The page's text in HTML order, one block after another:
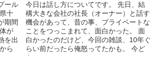
ール
十
期間
が
を出
ら
今日は話し方についてです。 先日、結
構大きな会社の社長（オーナー）と話す
機会があって、昔の事、プライベートな
ことをつっこまれて、面白かった。 面
白かったのだけど、今回の雑談、10年ぐ
らい前だったら俺怒ってたかも。 今ど
き、...